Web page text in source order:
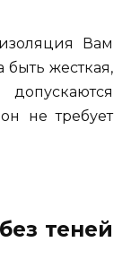
Вам
быть жесткая,
не требует
теней